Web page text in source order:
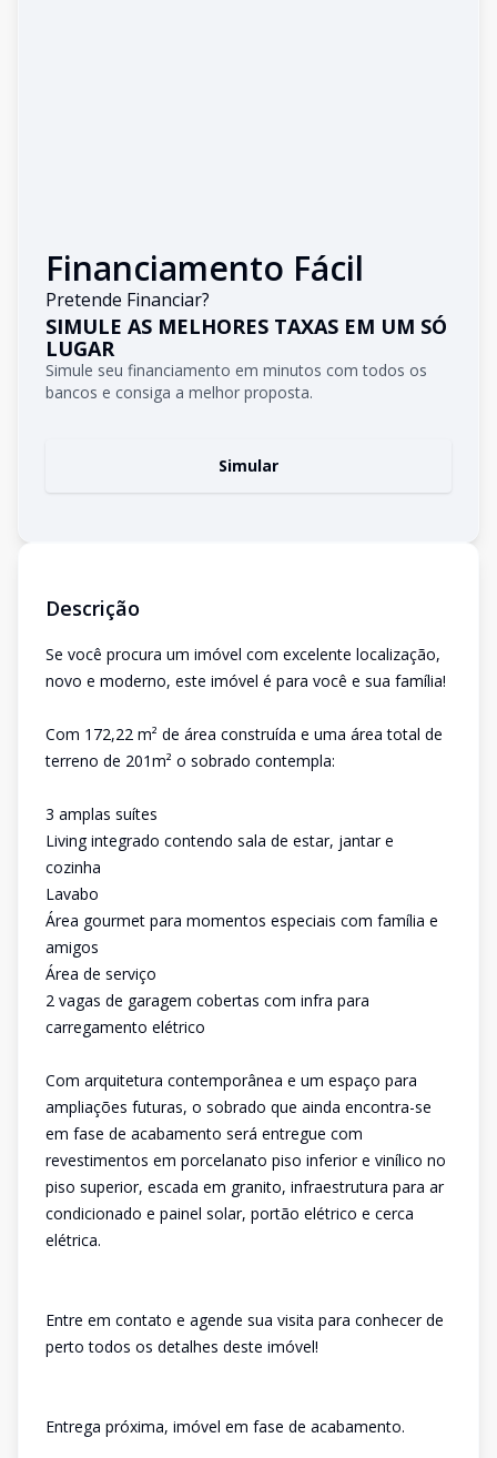
Financiamento Fácil
Pretende Financiar?
SIMULE AS MELHORES TAXAS EM UM SÓ
LUGAR
Simule seu financiamento em minutos com todos os
bancos e consiga a melhor proposta.
Simular
Descrição
Se você procura um imóvel com excelente localização,
novo e moderno, este imóvel é para você e sua família!
Com 172,22 m² de área construída e uma área total de
terreno de 201m² o sobrado contempla:
3 amplas suítes
Living integrado contendo sala de estar, jantar e
cozinha
Lavabo
Área gourmet para momentos especiais com família e
amigos
Área de serviço
2 vagas de garagem cobertas com infra para
carregamento elétrico
Com arquitetura contemporânea e um espaço para
ampliações futuras, o sobrado que ainda encontra-se
em fase de acabamento será entregue com
revestimentos em porcelanato piso inferior e vinílico no
piso superior, escada em granito, infraestrutura para ar
condicionado e painel solar, portão elétrico e cerca
elétrica.
Entre em contato e agende sua visita para conhecer de
perto todos os detalhes deste imóvel!
Entrega próxima, imóvel em fase de acabamento.